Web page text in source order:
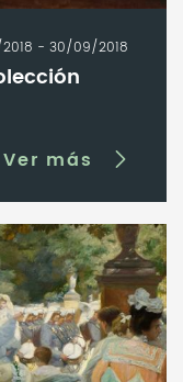
- 30/09/2018
Ver más